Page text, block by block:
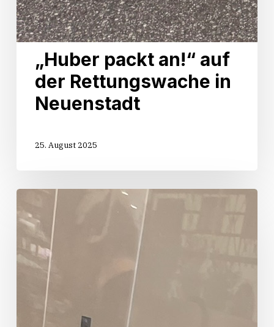
„Huber packt an!“ auf
der Rettungswache in
Neuenstadt
25. August 2025
Start
Sommertour
„Huber
packt
an!“
Oedheim